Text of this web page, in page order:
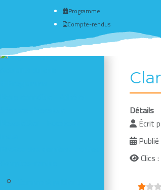
Programme
Compte-rendus
Détails
Écrit
Clics
Vote